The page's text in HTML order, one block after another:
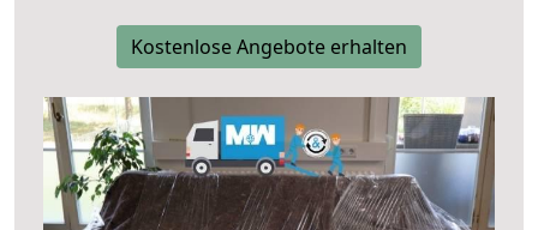
Kostenlose Angebote erhalten